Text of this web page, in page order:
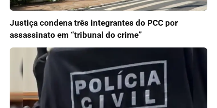
Justiça condena três integrantes do PCC por
assassinato em “tribunal do crime”